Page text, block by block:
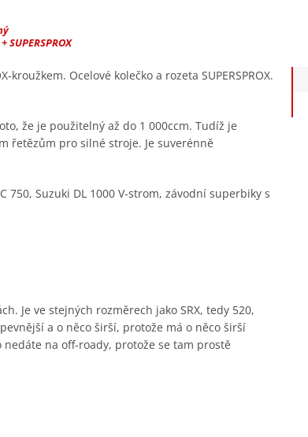
SUPERSPROX
Ocelové kolečko a rozeta SUPERSPROX.
že je použitelný až do 1 000ccm. Tudíž je
řetězům pro silné stroje. Je suverénně
750, Suzuki DL 1000 V-strom, závodní superbiky s
Je ve stejných rozměrech jako SRX, tedy 520,
a o něco širší, protože má o něco širší
nedáte na off-roady, protože se tam prostě